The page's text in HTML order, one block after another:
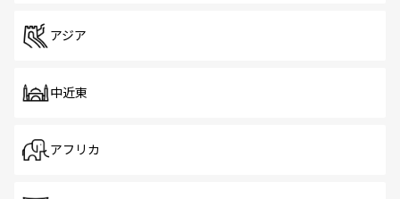
アジア
中近東
アフリカ